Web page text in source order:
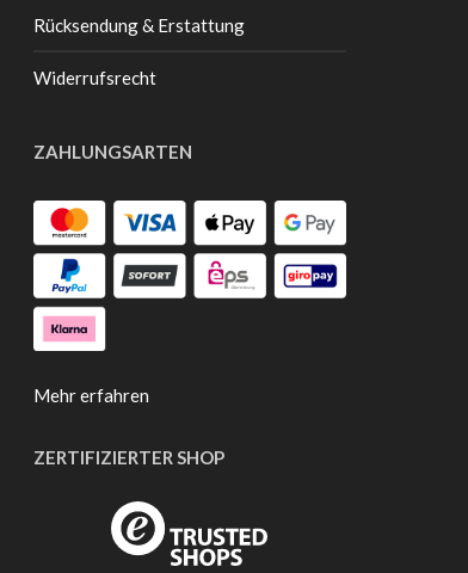
Rücksendung & Erstattung
Widerrufsrecht
ZAHLUNGSARTEN
Mehr erfahren
ZERTIFIZIERTER SHOP